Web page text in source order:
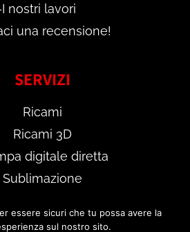
I nostri lavori
una recensione!
SERVIZI
Ricami
Ricami 3D
digitale diretta
Sublimazione
DIGITALE GRATUITO
essere sicuri che tu possa avere la
sul nostro sito.